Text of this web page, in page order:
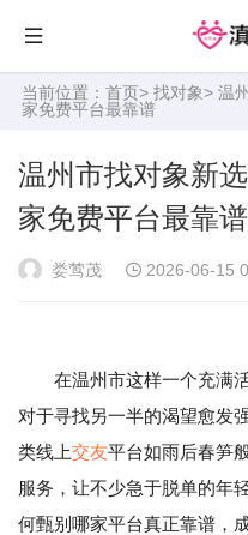
当前位置： 首页> 找对象> 温
家免费平台最靠谱
温州市找对象新
家免费平台最靠谱
娄莺茂 2026-06-15
在温州市这样一个充满
对于寻找另一半的渴望愈发
类线上交友平台如雨后春笋
服务，让不少急于脱单的年
何甄别哪家平台真正靠谱，